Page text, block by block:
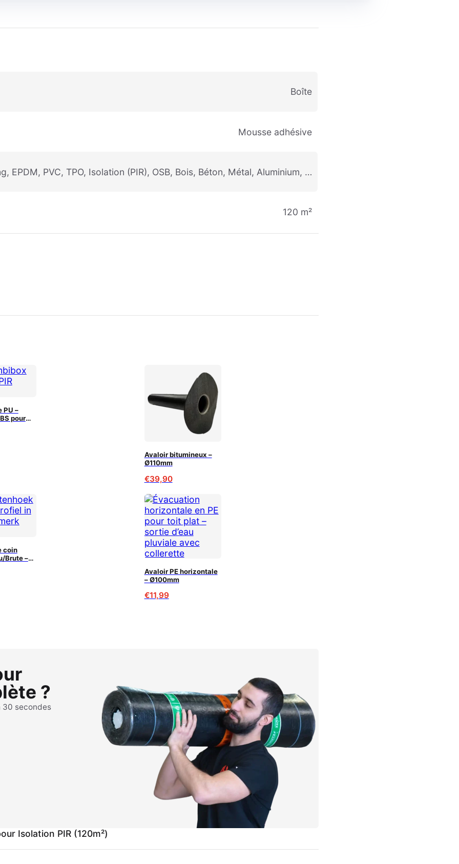
boîte
Mousse adhésive
EPDM, PVC, TPO, Isolation (PIR), OSB, Bois, Béton, Métal, Aluminium, …
120 m²
PU –
pour
Avaloir bitumineux –
Ø110mm
€39,90
coin
Brute –
Avaloir PE horizontale
– Ø100mm
€11,99
?
30 secondes
Isolation PIR (120m²)